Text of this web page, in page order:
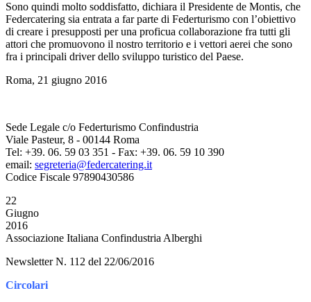
Sono quindi molto soddisfatto, dichiara il Presidente de Montis, che
Federcatering sia entrata a far parte di Federturismo con l’obiettivo
di creare i presupposti per una proficua collaborazione fra tutti gli
attori che promuovono il nostro territorio e i vettori aerei che sono
fra i principali driver dello sviluppo turistico del Paese.
Roma, 21 giugno 2016
Sede Legale c/o Federturismo Confindustria
Viale Pasteur, 8 - 00144 Roma
Tel: +39. 06. 59 03 351 - Fax: +39. 06. 59 10 390
email: segreteria@federcatering.it
Codice Fiscale 97890430586
22
Giugno
2016
Associazione Italiana Confindustria Alberghi
Newsletter N. 112 del 22/06/2016
Circolari